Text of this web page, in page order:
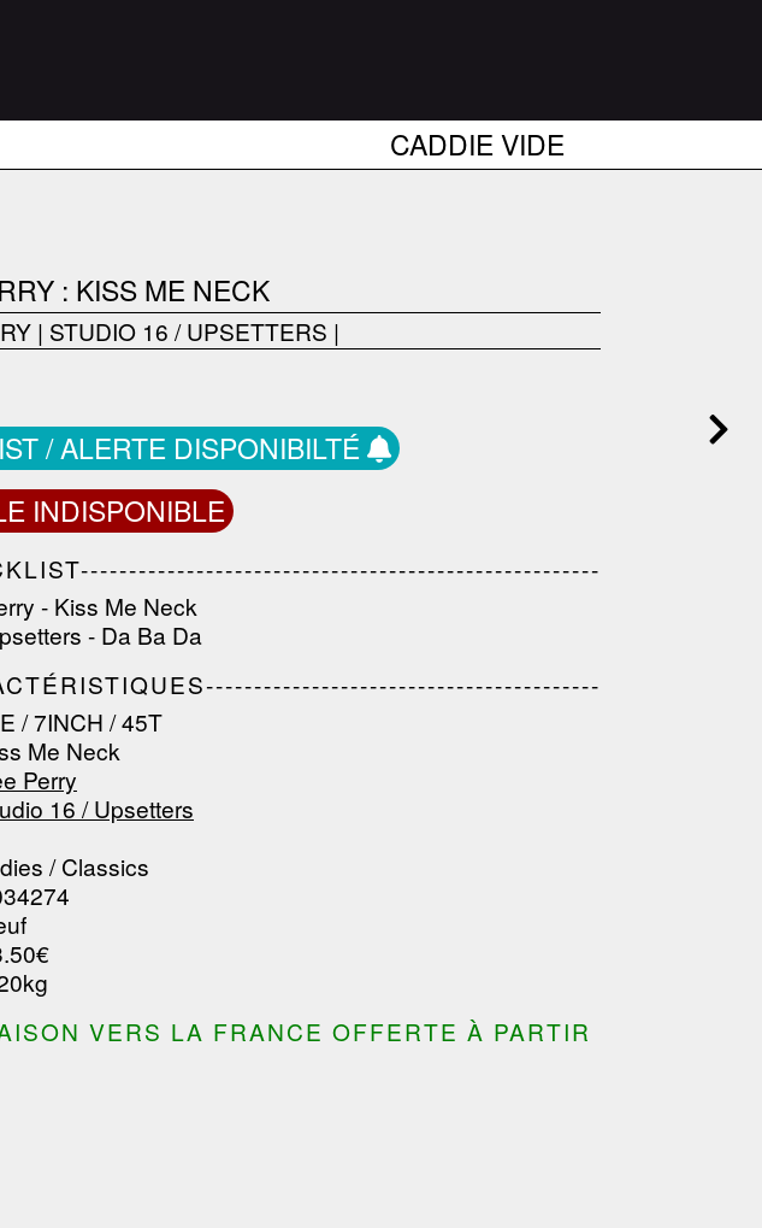
CADDIE VIDE
: KISS ME NECK
| STUDIO 16 / UPSETTERS |
/ ALERTE DISPONIBILTÉ
INDISPONIBLE
- Kiss Me Neck
- Da Ba Da
/ 7INCH / 45T
Me Neck
Perry
16 / Upsetters
/ Classics
VERS LA FRANCE OFFERTE À PARTIR